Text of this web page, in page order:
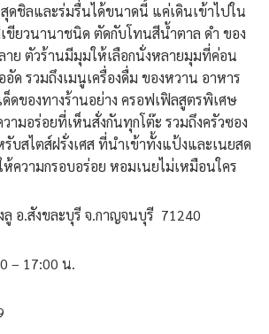
สุดชิลและร่มรื่นได้ขนาดนี้ แค่เดินเข้าไปใน
ขียวนานาชนิด ตัดกับโทนสีน้ำตาล ดำ ของ
าย ตัวร้านมีมุมให้เลือกนั่งหลายมุมที่ค่อน
ด รวมถึงเมนูเครื่องดื่ม ของหวาน อาหาร
ดของทางร้านอย่าง ครอฟเฟิลสูตรพิเศษ
ามอร่อยที่เห็นสั่งกันทุกโต๊ะ รวมถึงครัวซอง
บสไตส์ฝรั่งเศส ที่นำเข้าทั้งแป้งและเนยสด
ห้ความกรอบอร่อย หอมเนยไม่เหมือนใคร
อ.สังขละบุรี จ.กาญจนบุรี 71240
– 17:00 น.